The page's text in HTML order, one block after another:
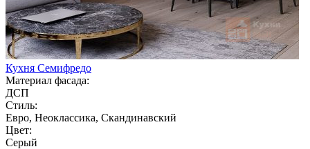
Кухня Семифредо
Материал фасада:
ДСП
Стиль:
Евро, Неоклассика, Скандинавский
Цвет:
Серый